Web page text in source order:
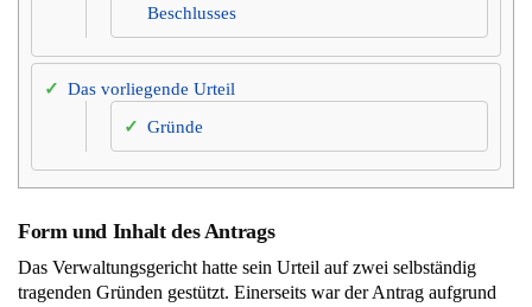
Beschlusses
Das vorliegende Urteil
Gründe
Form und Inhalt des Antrags
Das Verwaltungsgericht hatte sein Urteil auf zwei selbständig
tragenden Gründen gestützt. Einerseits war der Antrag aufgrund